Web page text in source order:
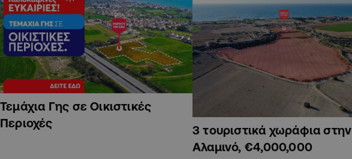
Τεμάχια Γης σε Οικιστικές
Περιοχές
3 τουριστικά χωράφια στην
Αλαμινό, €4,000,000